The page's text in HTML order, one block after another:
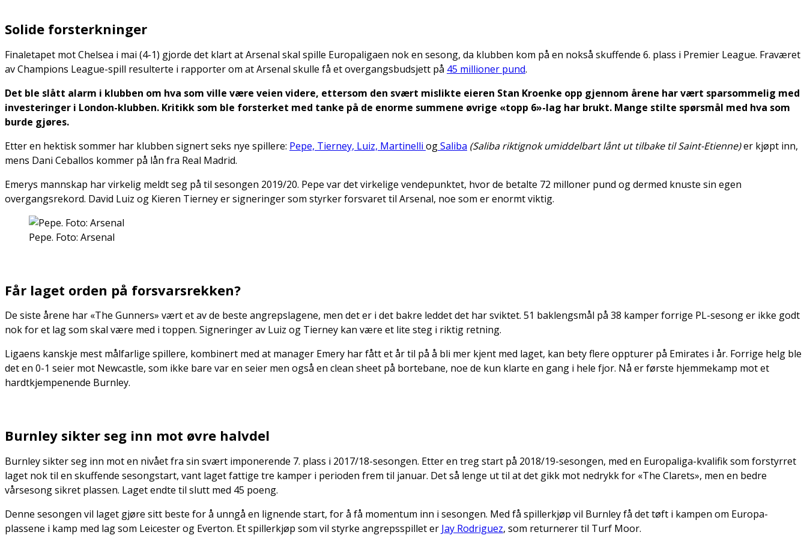
Solide forsterkninger
Finaletapet mot Chelsea i mai (4-1) gjorde det klart at Arsenal skal spille Europaligaen nok en sesong, da klubben kom på en nokså skuffende 6. plass i Premier League. Fraværet
av Champions League-spill resulterte i rapporter om at Arsenal skulle få et overgangsbudsjett på 45 millioner pund.
Det ble slått alarm i klubben om hva som ville være veien videre, ettersom den svært mislikte eieren Stan Kroenke opp gjennom årene har vært sparsommelig med
investeringer i London-klubben. Kritikk som ble forsterket med tanke på de enorme summene øvrige «topp 6»-lag har brukt. Mange stilte spørsmål med hva som
burde gjøres.
Etter en hektisk sommer har klubben signert seks nye spillere: Pepe, Tierney, Luiz, Martinelli ogSaliba (Saliba riktignok umiddelbart lånt ut tilbake til Saint-Etienne)er kjøpt inn,
mens Dani Ceballos kommer på lån fra Real Madrid.
Emerys mannskap har virkelig meldt seg på til sesongen 2019/20. Pepe var det virkelige vendepunktet, hvor de betalte 72 milloner pund og dermed knuste sin egen
overgangsrekord. David Luiz og Kieren Tierney er signeringer som styrker forsvaret til Arsenal, noe som er enormt viktig.
Pepe. Foto: Arsenal
Får laget orden på forsvarsrekken?
De siste årene har «The Gunners» vært et av de beste angrepslagene, men det er i det bakre leddet det har sviktet. 51 baklengsmål på 38 kamper forrige PL-sesong er ikke godt
nok for et lag som skal være med i toppen. Signeringer av Luiz og Tierney kan være et lite steg i riktig retning.
Ligaens kanskje mest målfarlige spillere, kombinert med at manager Emery har fått et år til på å bli mer kjent med laget, kan bety flere oppturer på Emirates i år. Forrige helg ble
det en 0-1 seier mot Newcastle, som ikke bare var en seier men også en clean sheet på bortebane, noe de kun klarte en gang i hele fjor. Nå er første hjemmekamp mot et
hardtkjempenende Burnley.
Burnley sikter seg inn mot øvre halvdel
Burnley sikter seg inn mot en nivået fra sin svært imponerende 7. plass i 2017/18-sesongen. Etter en treg start på 2018/19-sesongen, med en Europaliga-kvalifik som forstyrret
laget nok til en skuffende sesongstart, vant laget fattige tre kamper i perioden frem til januar. Det så lenge ut til at det gikk mot nedrykk for «The Clarets», men en bedre
vårsesong sikret plassen. Laget endte til slutt med 45 poeng.
Denne sesongen vil laget gjøre sitt beste for å unngå en lignende start, for å få momentum inn i sesongen. Med få spillerkjøp vil Burnley få det tøft i kampen om Europa-
plassene i kamp med lag som Leicester og Everton. Et spillerkjøp som vil styrke angrepsspillet er Jay Rodriguez, som returnerer til Turf Moor.